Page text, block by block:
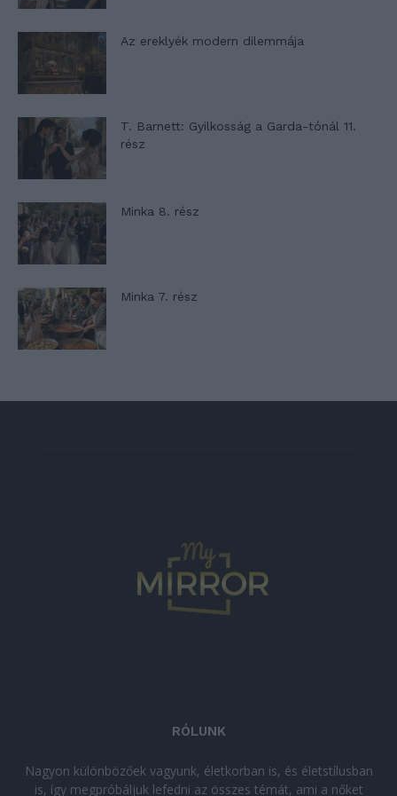
Az ereklyék modern dilemmája
T. Barnett: Gyilkosság a Garda-tónál 11.
rész
Minka 8. rész
Minka 7. rész
RÓLUNK
Nagyon különbözőek vagyunk, életkorban is, és életstílusban
is, így megpróbáljuk lefedni az összes témát, ami a nőket